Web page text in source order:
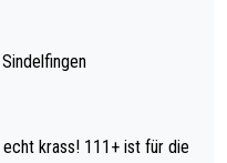
ist für die